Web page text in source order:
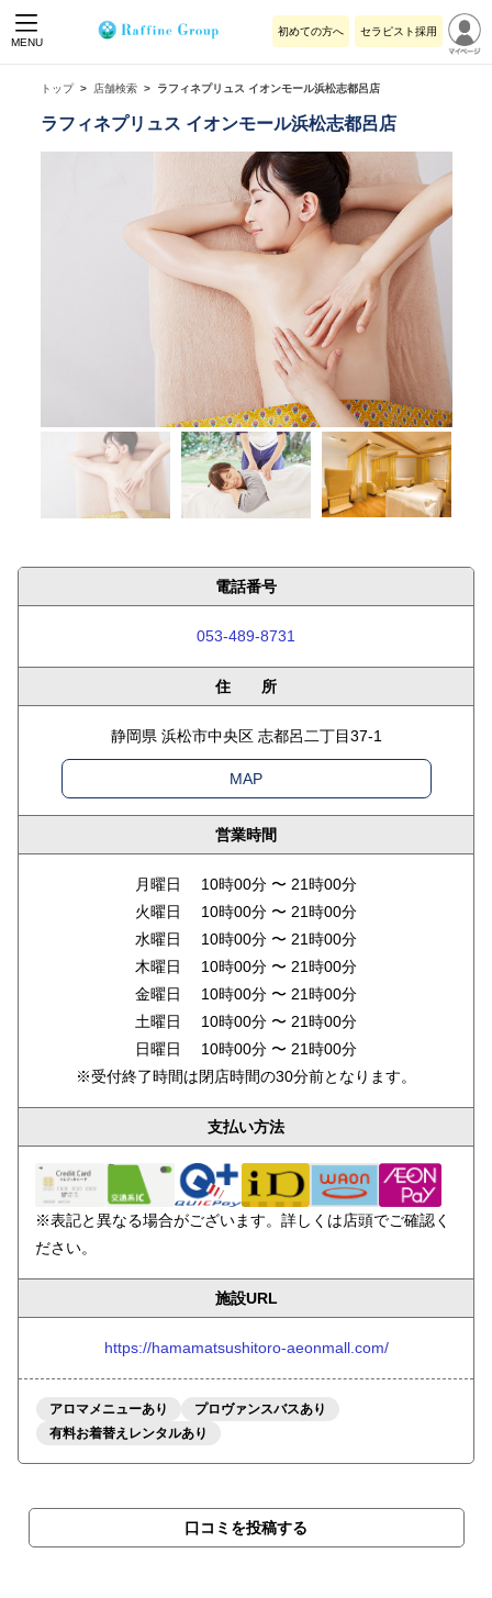
MENU
初めての方へ セラピスト採用
トップ 店舗検索 ラフィネプリュス イオンモール浜松志都呂店
ラフィネプリュス イオンモール浜松志都呂店
電話番号
053-489-8731
住 所
静岡県 浜松市中央区 志都呂二丁目37-1
MAP
営業時間
月曜日 10時00分 〜 21時00分
火曜日 10時00分 〜 21時00分
水曜日 10時00分 〜 21時00分
木曜日 10時00分 〜 21時00分
金曜日 10時00分 〜 21時00分
土曜日 10時00分 〜 21時00分
日曜日 10時00分 〜 21時00分
※受付終了時間は閉店時間の30分前となります。
支払い方法
※表記と異なる場合がございます。詳しくは店頭でご確認く
ださい。
施設URL
https://hamamatsushitoro-aeonmall.com/
アロマメニューあり
プロヴァンスバスあり
有料お着替えレンタルあり
口コミを投稿する